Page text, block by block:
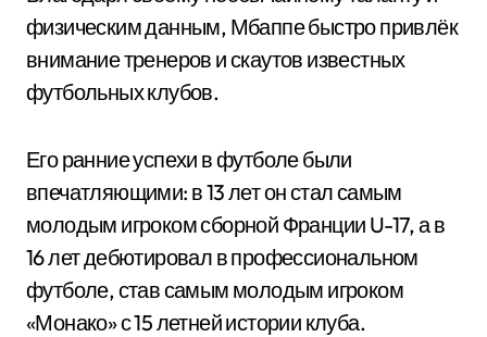
физическим данным, Мбаппе быстро привлёк
внимание тренеров и скаутов известных
футбольных клубов.
Его ранние успехи в футболе были
впечатляющими: в 13 лет он стал самым
молодым игроком сборной Франции U-17, а в
16 лет дебютировал в профессиональном
футболе, став самым молодым игроком
«Монако» с 15 летней истории клуба.